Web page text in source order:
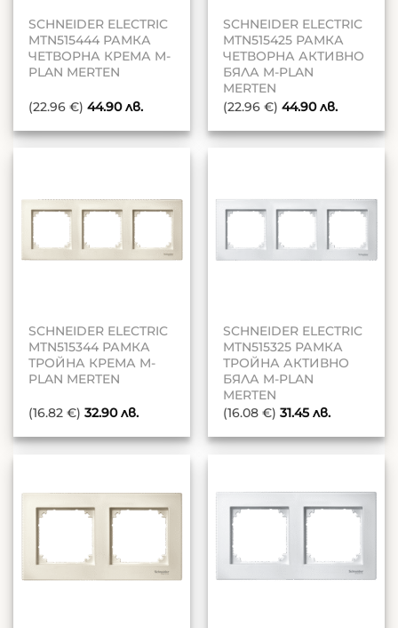
SCHNEIDER ELECTRIC
MTN515444 РАМКА
ЧЕТВОРНА КРЕМА M-
PLAN MERTEN
(22.96 €) 44.90лв.
SCHNEIDER ELECTRIC
MTN515425 РАМКА
ЧЕТВОРНА АКТИВНО
БЯЛА M-PLAN
MERTEN
(22.96 €) 44.90лв.
SCHNEIDER ELECTRIC
MTN515344 РАМКА
ТРОЙНА КРЕМА M-
PLAN MERTEN
(16.82 €) 32.90лв.
SCHNEIDER ELECTRIC
MTN515325 РАМКА
ТРОЙНА АКТИВНО
БЯЛА M-PLAN
MERTEN
(16.08 €) 31.45лв.